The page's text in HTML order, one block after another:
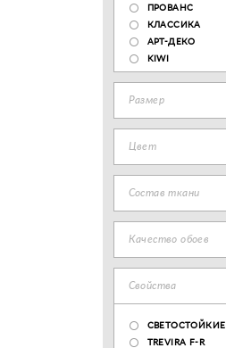
ПРОВАНС
КЛАССИКА
АРТ-ДЕКО
KIWI
Размер
Цвет
Состав ткани
Качество обоев
Свойства
СВЕТОСТОЙКИЕ
TREVIRA F-R